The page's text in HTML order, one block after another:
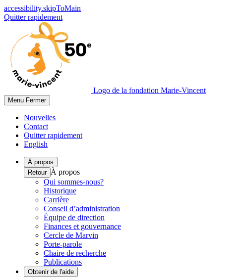
accessibility.skipToMain
Quitter rapidement
Logo de la fondation Marie-Vincent
Menu Fermer
Nouvelles
Contact
Quitter rapidement
English
À propos
Retour À propos
Qui sommes-nous?
Historique
Carrière
Conseil d’administration
Équipe de direction
Finances et gouvernance
Cercle de Marvin
Porte-parole
Chaire de recherche
Publications
Obtenir de l'aide